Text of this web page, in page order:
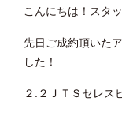
こんにちは！スタ
先日ご成約頂いた
した！
２.２ＪＴＳセレス